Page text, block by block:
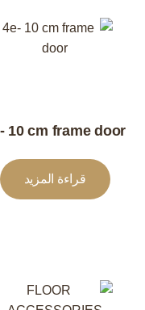
10 cm frame door
قراءة المزيد